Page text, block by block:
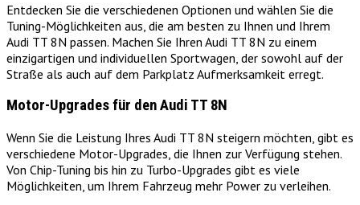
Entdecken Sie die verschiedenen Optionen und wählen Sie die
Tuning-Möglichkeiten aus, die am besten zu Ihnen und Ihrem
Audi TT 8N passen. Machen Sie Ihren Audi TT 8N zu einem
einzigartigen und individuellen Sportwagen, der sowohl auf der
Straße als auch auf dem Parkplatz Aufmerksamkeit erregt.
Motor-Upgrades für den Audi TT 8N
Wenn Sie die Leistung Ihres Audi TT 8N steigern möchten, gibt es
verschiedene Motor-Upgrades, die Ihnen zur Verfügung stehen.
Von Chip-Tuning bis hin zu Turbo-Upgrades gibt es viele
Möglichkeiten, um Ihrem Fahrzeug mehr Power zu verleihen.